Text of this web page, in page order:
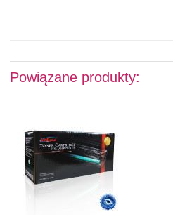
Powiązane produkty: